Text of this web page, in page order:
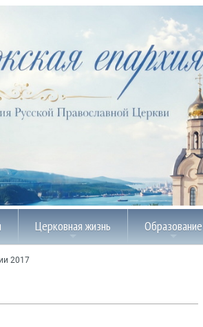
Церковная жизнь Образование
2017